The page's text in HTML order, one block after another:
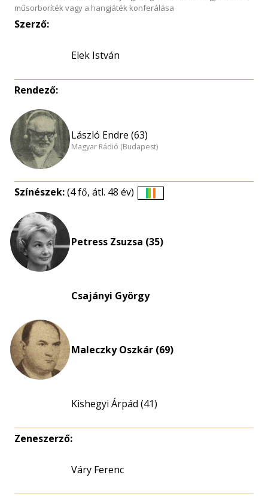
műsorboríték vagy a hangjáték konferálása
Szerző:
Elek István
Rendező:
László Endre (63)
Magyar Rádió (Budapest)
Színészek:(4 fő, átl. 48 év)
Petress Zsuzsa (35)
Csajányi György
Maleczky Oszkár (69)
Kishegyi Árpád (41)
Zeneszerző:
Váry Ferenc